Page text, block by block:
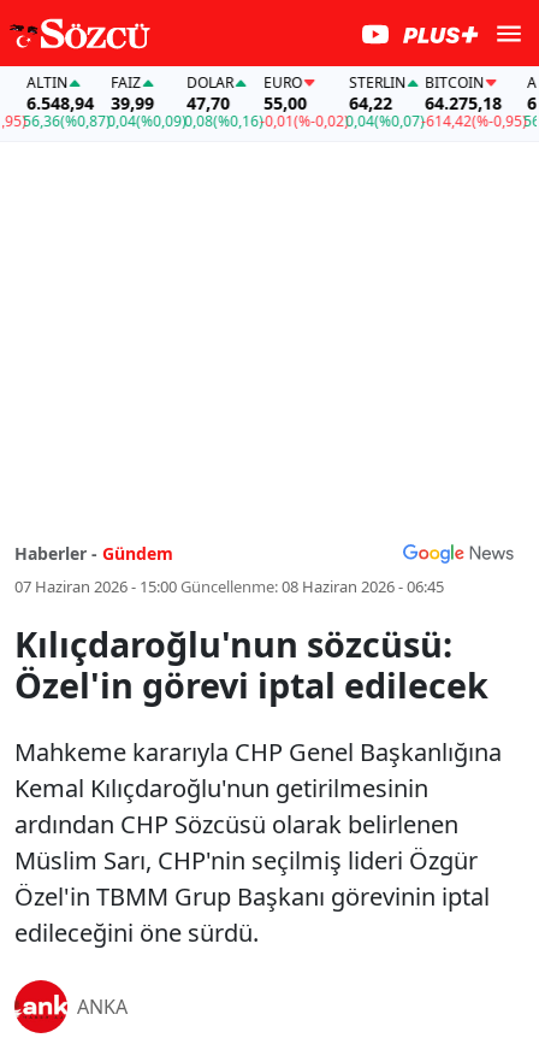
ALTIN
6.548,94
56,36(%0,87)
FAİZ
39,99
0,04(%0,09)
DOLAR
47,70
0,08(%0,16)
EURO
55,00
-0,01(%-0,02)
STERLIN
64,22
0,04(%0,07)
BITCOIN
64.275,18
-614,42(%-0,95)
Haberler - Gündem
07 Haziran 2026 - 15:00Güncellenme:08 Haziran 2026 - 06:45
Kılıçdaroğlu'nun sözcüsü:
Özel'in görevi iptal edilecek
Mahkeme kararıyla CHP Genel Başkanlığına
Kemal Kılıçdaroğlu'nun getirilmesinin
ardından CHP Sözcüsü olarak belirlenen
Müslim Sarı, CHP'nin seçilmiş lideri Özgür
Özel'in TBMM Grup Başkanı görevinin iptal
edileceğini öne sürdü.
ANKA